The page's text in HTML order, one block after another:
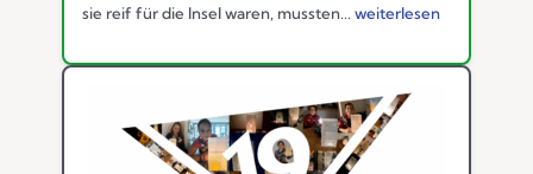
sie reif für die Insel waren, mussten... weiterlesen